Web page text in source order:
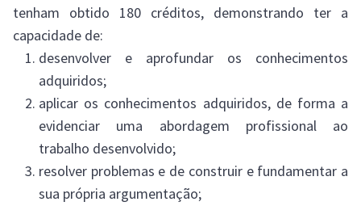
tenham obtido 180 créditos, demonstrando ter a
capacidade de:
desenvolver e aprofundar os conhecimentos
adquiridos;
aplicar os conhecimentos adquiridos, de forma a
evidenciar uma abordagem profissional ao
trabalho desenvolvido;
resolver problemas e de construir e fundamentar a
sua própria argumentação;